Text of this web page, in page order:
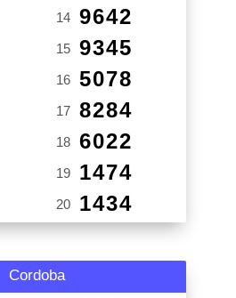
14 9642
15 9345
16 5078
17 8284
18 6022
19 1474
20 1434
Cordoba